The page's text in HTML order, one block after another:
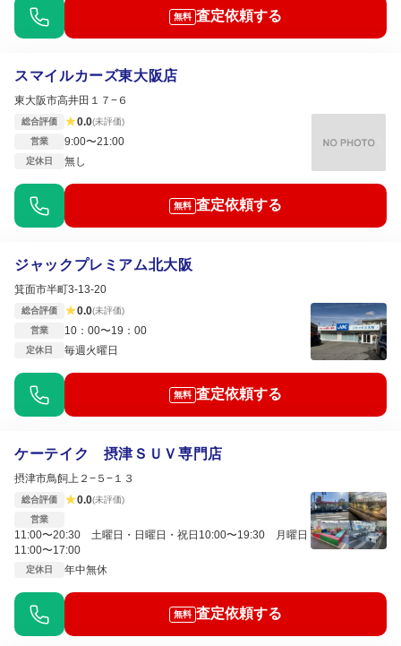
無料 査定依頼する
スマイルカーズ東大阪店
東大阪市高井田１７−６
総合評価 ★0.0(未評価)
営業
9:00〜21:00
定休日 無し
無料 査定依頼する
ジャックプレミアム北大阪
箕面市半町3-13-20
総合評価 ★0.0(未評価)
営業
10：00〜19：00
定休日 毎週火曜日
無料 査定依頼する
ケーテイク 摂津ＳＵＶ専門店
摂津市鳥飼上２−５−１３
総合評価 ★0.0(未評価)
営業
11:00〜20:30 土曜日・日曜日・祝日10:00〜19:30 月曜日
11:00〜17:00
定休日 年中無休
無料 査定依頼する